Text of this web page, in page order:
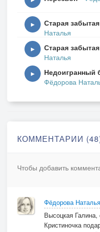
Неужели забыл?
Но не будет
Не будем вместе
И не услышу
И не увижу больше
Как же мог ты меня
Ведь так
Неужели забыл?
Последним был
Ты тихо пел мне
▶ Старая
Наталья
▶ Старая
Наталья
▶ Недоигранный
Фёдорова
КОММЕНТАРИИ
Чтобы добавить
Фёдорова Наталья
Высоцкая
Кристиночка